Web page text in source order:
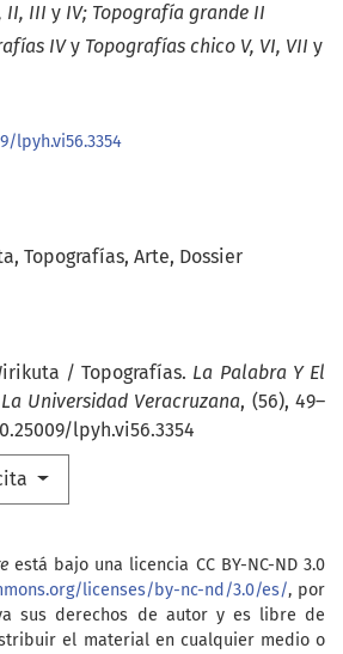
Topografías Arte Dossier
/ Topografías. La Palabra Y El
Universidad Veracruzana, (56), 49–
lpyh.vi56.3354
II, III y IV; Topografía grande II
IVy Topografías chico V, VI, VII y
lpyh.vi56.3354
está bajo una licencia CC BY-NC-ND 3.0
licenses/by-nc-nd/3.0/es/, por
sus derechos de autor y es libre de
el material en cualquier medio o